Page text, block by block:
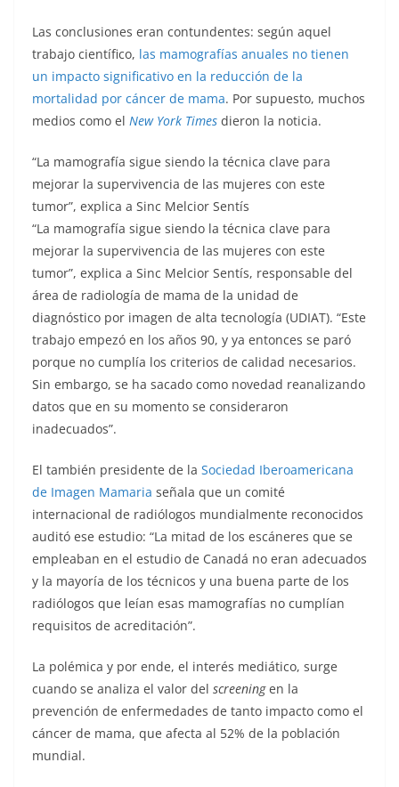
Las conclusiones eran contundentes: según aquel
trabajo científico, las mamografías anuales no tienen
un impacto significativo en la reducción de la
mortalidad por cáncer de mama. Por supuesto, muchos
medios como el New York Times dieron la noticia.
“La mamografía sigue siendo la técnica clave para
mejorar la supervivencia de las mujeres con este
tumor”, explica a Sinc Melcior Sentís
“La mamografía sigue siendo la técnica clave para
mejorar la supervivencia de las mujeres con este
tumor”, explica a Sinc Melcior Sentís, responsable del
área de radiología de mama de la unidad de
diagnóstico por imagen de alta tecnología (UDIAT). “Este
trabajo empezó en los años 90, y ya entonces se paró
porque no cumplía los criterios de calidad necesarios.
Sin embargo, se ha sacado como novedad reanalizando
datos que en su momento se consideraron
inadecuados”.
El también presidente de la Sociedad Iberoamericana
de Imagen Mamaria señala que un comité
internacional de radiólogos mundialmente reconocidos
auditó ese estudio: “La mitad de los escáneres que se
empleaban en el estudio de Canadá no eran adecuados
y la mayoría de los técnicos y una buena parte de los
radiólogos que leían esas mamografías no cumplían
requisitos de acreditación”.
La polémica y por ende, el interés mediático, surge
cuando se analiza el valor del screeningen la
prevención de enfermedades de tanto impacto como el
cáncer de mama, que afecta al 52% de la población
mundial.